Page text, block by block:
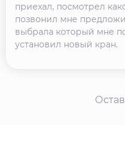
приехал, посмотрел
позвонил мне
выбрала который мне
установил новый кран.